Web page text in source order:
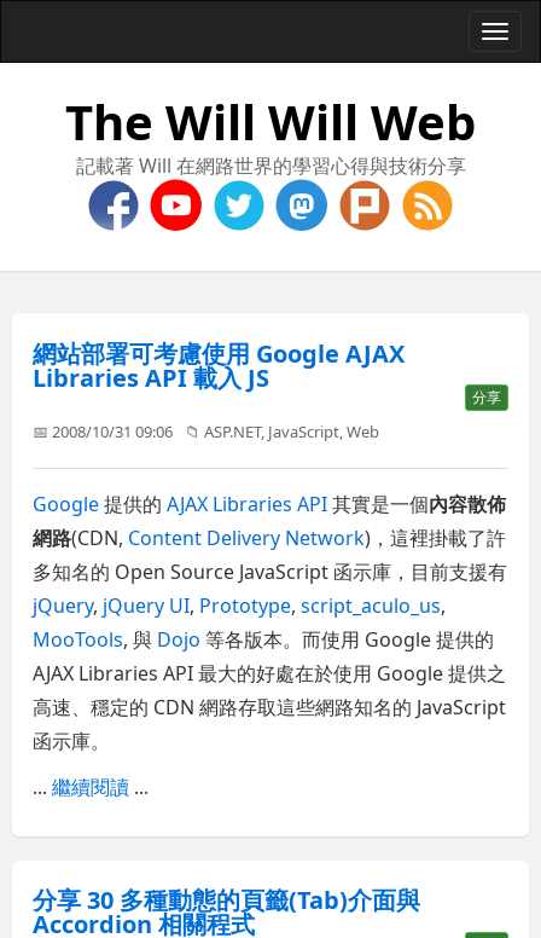
The Will Will Web
記載著 Will 在網路世界的學習心得與技術分享
網站部署可考慮使用 Google AJAX
Libraries API 載入 JS
分享
📅 2008/10/31 09:06 📁ASP.NET, JavaScript ,Web
Google提供的AJAX Libraries API其實是一個內容散佈
網路(CDN, Content Delivery Network)，這裡掛載了許
多知名的 Open Source JavaScript 函示庫，目前支援有
jQuery, jQuery UI, Prototype,script_aculo_us,
MooTools, 與 Dojo 等各版本。而使用 Google 提供的
AJAX Libraries API 最大的好處在於使用 Google 提供之
高速、穩定的 CDN 網路存取這些網路知名的 JavaScript
函示庫。
...繼續閱讀 ...
分享 30 多種動態的頁籤(Tab)介面與
Accordion 相關程式